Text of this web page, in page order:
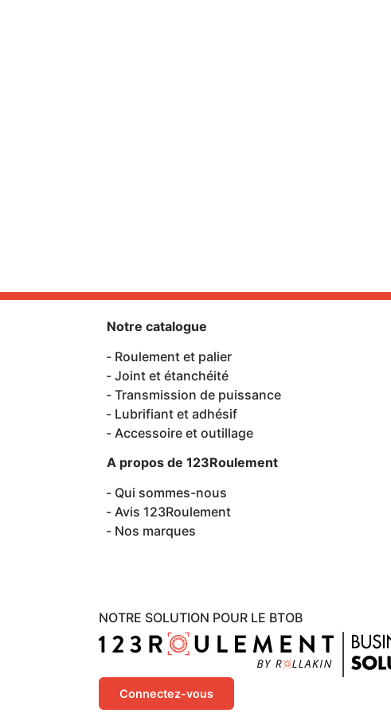
NOTRE SOLUTION POUR LE BTOB
Connectez-vous
Notre catalogue
Roulement et palier
Joint et étanchéité
Transmission de puissance
Lubrifiant et adhésif
Accessoire et outillage
A propos de 123Roulement
Qui sommes-nous
Avis 123Roulement
Nos marques